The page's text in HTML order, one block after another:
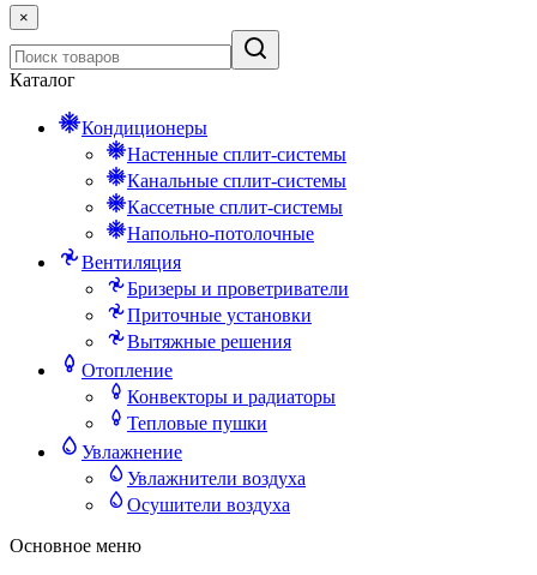
×
Каталог
Кондиционеры
Настенные сплит-системы
Канальные сплит-системы
Кассетные сплит-системы
Напольно-потолочные
Вентиляция
Бризеры и проветриватели
Приточные установки
Вытяжные решения
Отопление
Конвекторы и радиаторы
Тепловые пушки
Увлажнение
Увлажнители воздуха
Осушители воздуха
Основное меню